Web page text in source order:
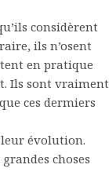
considèrent
ils n’osent
en pratique
Ils sont vraiment
ces dermiers
évolution.
choses